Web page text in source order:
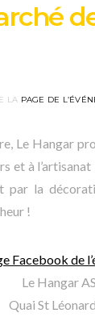
LA PAGE DE
Le Hangar
et à
par la
!
Facebook de
Le Hangar
Quai St